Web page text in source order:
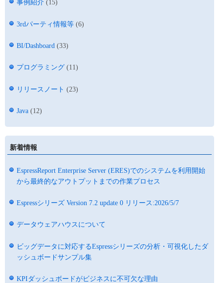
事例紹介 (15)
3rdパーティ情報等 (6)
BI/Dashboard (33)
プログラミング (11)
リリースノート (23)
Java (12)
新着情報
EspressReport Enterprise Server (ERES)でのシステムを利用開始
から最終的なアウトプットまでの作業プロセス
Espressシリーズ Version 7.2 update 0 リリース:2026/5/7
データウェアハウスについて
ビッグデータに対応するEspressシリーズの分析・可視化したダ
ッシュボードサンプル集
KPIダッシュボードがビジネスに不可欠な理由